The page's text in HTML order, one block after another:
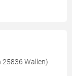
25836 Wallen)